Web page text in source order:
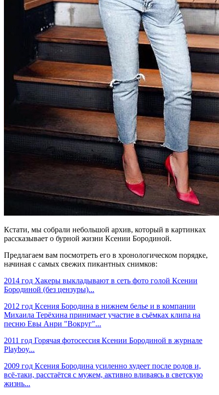
Кстати, мы собрали небольшой архив, который в картинках
рассказывает о бурной жизни Ксении Бородиной.
Предлагаем вам посмотреть его в хронологическом порядке,
начиная с самых свежих пикантных снимков:
2014 год Хакеры выкладывают в сеть фото голой Ксении
Бородиной (без цензуры)...
2012 год Ксения Бородина в нижнем белье и в компании
Михаила Терёхина принимает участие в съёмках клипа на
песню Евы Анри "Вокруг"...
2011 год Горячая фотосессия Ксении Бородиной в журнале
Playboy...
2009 год Ксения Бородина усиленно худеет после родов и,
всё-таки, расстаётся с мужем, активно вливаясь в светскую
жизнь...